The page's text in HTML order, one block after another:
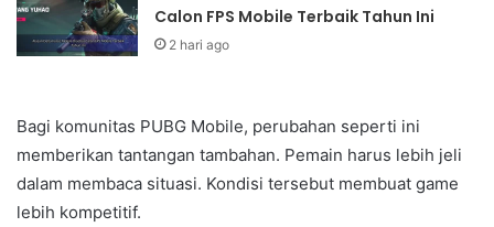
Calon FPS Mobile Terbaik Tahun Ini
2 hari ago
Bagi komunitas PUBG Mobile, perubahan seperti ini
memberikan tantangan tambahan. Pemain harus lebih jeli
dalam membaca situasi. Kondisi tersebut membuat game
lebih kompetitif.